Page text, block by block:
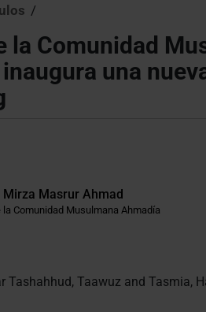
/
la Comunidad
una
Mirza Masrur Ahmad
Comunidad Musulmana Ahmadía
Tashahhud, Taawuz and Tasmia,